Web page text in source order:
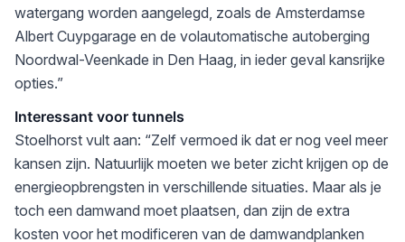
watergang worden aangelegd, zoals de Amsterdamse
Albert Cuypgarage en de volautomatische autoberging
Noordwal-Veenkade in Den Haag, in ieder geval kansrijke
opties.”
Interessant voor tunnels
Stoelhorst vult aan: “Zelf vermoed ik dat er nog veel meer
kansen zijn. Natuurlijk moeten we beter zicht krijgen op de
energieopbrengsten in verschillende situaties. Maar als je
toch een damwand moet plaatsen, dan zijn de extra
kosten voor het modificeren van de damwandplanken